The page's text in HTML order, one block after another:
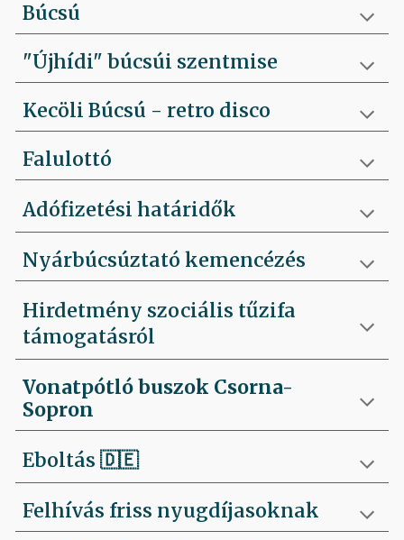
Búcsú
"Újhídi" búcsúi szentmise
Kecöli Búcsú - retro disco
Falulottó
Adófizetési határidők
Nyárbúcsúztató kemencézés
Hirdetmény szociális tűzifa
támogatásról
Vonatpótló buszok Csorna-
Sopron
Eboltás🇩🇪
Felhívás friss nyugdíjasoknak